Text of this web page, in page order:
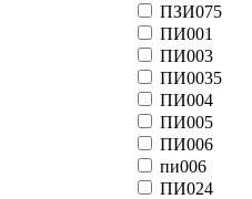
ПЗИ075
ПИ001
ПИ003
ПИ0035
ПИ004
ПИ005
ПИ006
пи006
ПИ024